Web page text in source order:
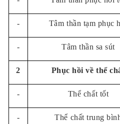
- Tâm thần tạm phục
- Tâm thần sa sút
2 Phục hồi về thể
- Thể chất tốt
- Thể chất trung